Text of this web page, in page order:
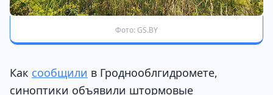
Фото: GS.BY
Как сообщили в Гроднооблгидромете,
синоптики объявили штормовые